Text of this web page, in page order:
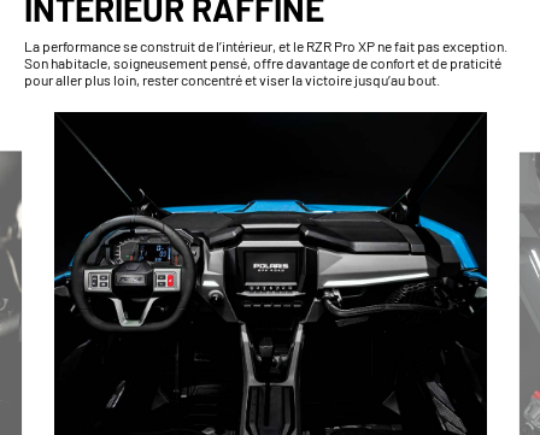
INTÉRIEUR RAFFINÉ
La performance se construit de l’intérieur, et le RZR Pro XP ne fait pas exception.
Son habitacle, soigneusement pensé, offre davantage de confort et de praticité
pour aller plus loin, rester concentré et viser la victoire jusqu’au bout.